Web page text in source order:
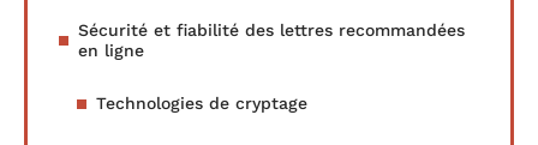
Sécurité et fiabilité des lettres recommandées
en ligne
Technologies de cryptage